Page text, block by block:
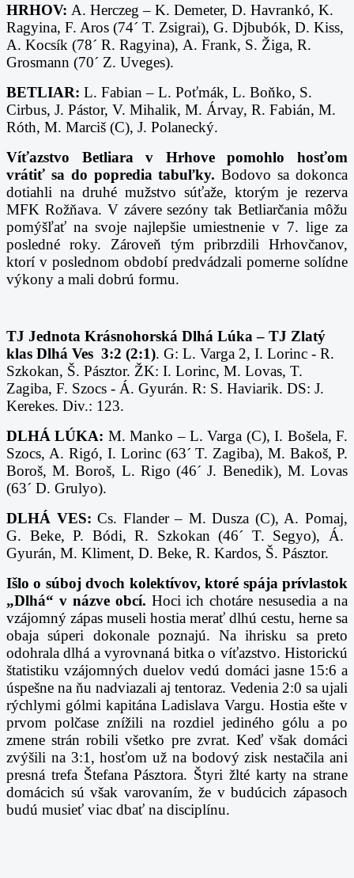
HRHOV: A. Herczeg – K. Demeter, D. Havrankó, K.
Ragyina, F. Aros (74´ T. Zsigrai), G. Djbubók, D. Kiss,
A. Kocsík (78´ R. Ragyina), A. Frank, S. Žiga, R.
Grosmann (70´ Z. Uveges).
BETLIAR: L. Fabian – L. Poťmák, L. Boňko, S.
Cirbus, J. Pástor, V. Mihalik, M. Árvay, R. Fabián, M.
Róth, M. Marciš (C), J. Polanecký.
Víťazstvo Betliara v Hrhove pomohlo hosťom
vrátiť sa do popredia tabuľky. Bodovo sa dokonca
dotiahli na druhé mužstvo súťaže, ktorým je rezerva
MFK Rožňava. V závere sezóny tak Betliarčania môžu
pomýšľať na svoje najlepšie umiestnenie v 7. lige za
posledné roky. Zároveň tým pribrzdili Hrhovčanov,
ktorí v poslednom období predvádzali pomerne solídne
výkony a mali dobrú formu.
TJ Jednota Krásnohorská Dlhá Lúka – TJ Zlatý
klas Dlhá Ves 3:2 (2:1). G: L. Varga 2, I. Lorinc - R.
Szkokan, Š. Pásztor. ŽK: I. Lorinc, M. Lovas, T.
Zagiba, F. Szocs - Á. Gyurán. R: S. Haviarik. DS: J.
Kerekes. Div.: 123.
DLHÁ LÚKA: M. Manko –L. Varga (C),I. Bošela, F.
Szocs, A. Rigó, I. Lorinc (63´ T. Zagiba), M. Bakoš, P.
Boroš, M. Boroš, L. Rigo (46´ J. Benedik), M. Lovas
(63´ D. Grulyo).
DLHÁ VES: Cs. Flander – M. Dusza (C), A. Pomaj,
G. Beke, P. Bódi, R. Szkokan (46´ T. Segyo), Á.
Gyurán, M. Kliment, D. Beke, R. Kardos, Š. Pásztor.
Išlo o súboj dvoch kolektívov, ktoré spája prívlastok
„Dlhá“ v názve obcí. Hoci ich chotáre nesusedia a na
vzájomný zápas museli hostia merať dlhú cestu, herne sa
obaja súperi dokonale poznajú. Na ihrisku sa preto
odohrala dlhá a vyrovnaná bitka o víťazstvo. Historickú
štatistiku vzájomných duelov vedú domáci jasne 15:6 a
úspešne na ňu nadviazali aj tentoraz. Vedenia 2:0 sa ujali
rýchlymi gólmi kapitána Ladislava Vargu. Hostia ešte v
prvom polčase znížili na rozdiel jediného gólu a po
zmene strán robili všetko pre zvrat. Keď však domáci
zvýšili na 3:1, hosťom už na bodový zisk nestačila ani
presná trefa Štefana Pásztora. Štyri žlté karty na strane
domácich sú však varovaním, že v budúcich zápasoch
budú musieť viac dbať na disciplínu.